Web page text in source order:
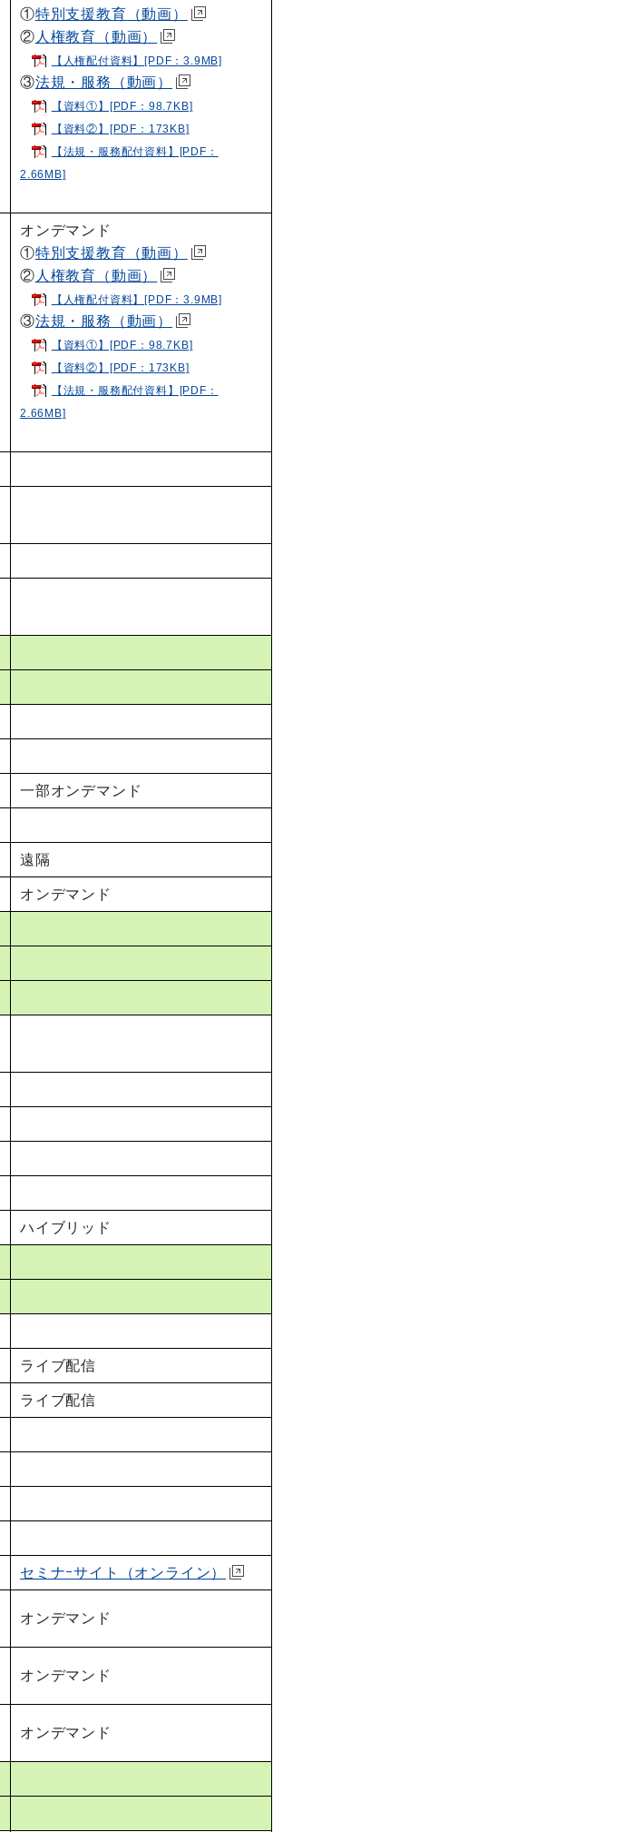
①特別支援教育（動画）
② 人権教育（動画）
【人権配付資料】[PDF：3.9MB]
③法規・服務（動画）
【資料①】[PDF：98.7KB]
【資料②】[PDF：173KB]
【法規・服務配付資料】[PDF：
2.66MB]
オンデマンド
①特別支援教育（動画）
② 人権教育（動画）
【人権配付資料】[PDF：3.9MB]
③法規・服務（動画）
【資料①】[PDF：98.7KB]
【資料②】[PDF：173KB]
【法規・服務配付資料】[PDF：
2.66MB]
一部オンデマンド
遠隔
オンデマンド
ハイブリッド
ライブ配信
ライブ配信
セミナｰサイト（オンライン）
オンデマンド
オンデマンド
オンデマンド